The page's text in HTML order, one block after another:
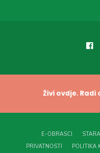
Živi ovdje. Radi
E-OBRASCI
PRIVATNOSTI
POLITIKA